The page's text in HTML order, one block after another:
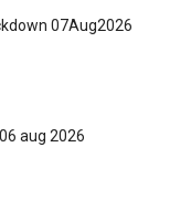
07Aug2026
aug 2026